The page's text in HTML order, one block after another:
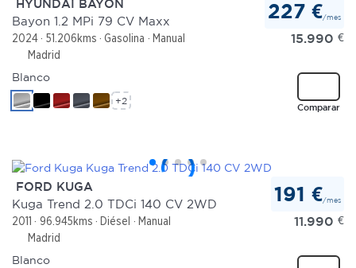
Las cookies de este sitio web se usan para personalizar
el contenido y los anuncios, ofrecer funciones de redes
sociales y analizar el tráfico. Además, compartimos
información sobre el uso que haga del sitio web con
nuestros partners de redes sociales, publicidad y análisis
partir del uso que haya hecho de sus servicios.
HYUNDAI BAYON
Bayon 1.2 MPi 79 CV Maxx
2024 51.206kms Gasolina
Manual
Madrid
227 €/mes
15.990 €
Comparar
Blanco
+2
FORD KUGA
Kuga Trend 2.0 TDCi 140 CV 2WD
2011 96.945kms Diésel
Manual
Madrid
191 €/mes
11.990 €
Blanco